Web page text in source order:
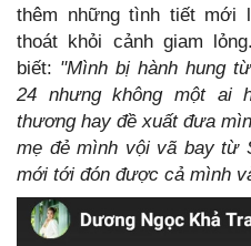
thêm những tình tiết mới
thoát khỏi cảnh giam
biết: "Mình bị hành hung
24 nhưng không một ai
thương hay đề xuất đưa
mẹ đẻ mình vội vã bay từ
mới tới đón được cả mình